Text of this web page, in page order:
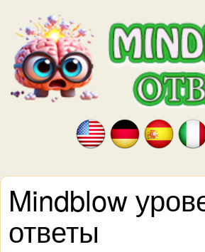
Mindblow
ответы